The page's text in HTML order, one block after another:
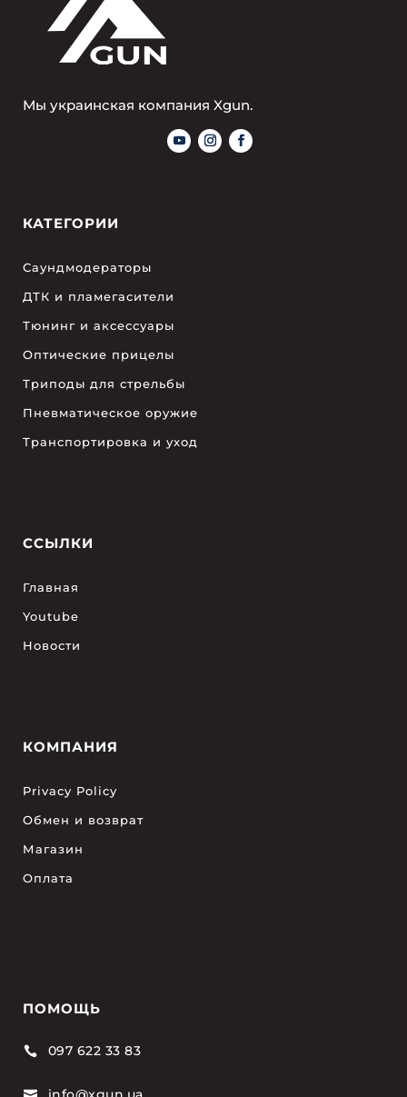
Мы украинская компания Xgun.
КАТЕГОРИИ
Саундмодераторы
ДТК и пламегасители
Тюнинг и аксессуары
Оптические прицелы
Триподы для стрельбы
Пневматическое оружие
Транспортировка и уход
ССЫЛКИ
Главная
Youtube
Новости
КОМПАНИЯ
Privacy Policy
Обмен и возврат
Магазин
Оплата
ПОМОЩЬ
 097 622 33 83